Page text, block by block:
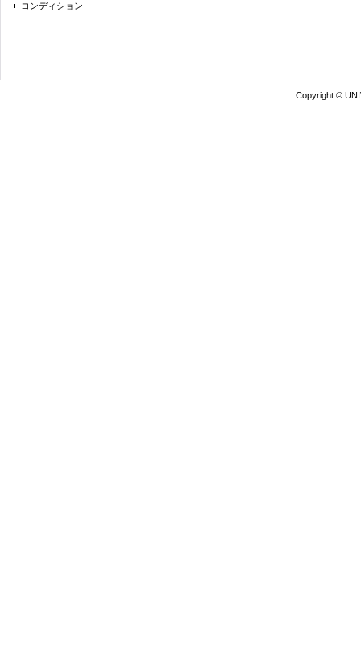
コンディション
Copyright ©